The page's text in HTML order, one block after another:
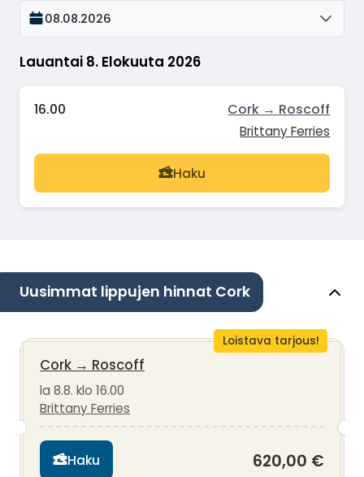
Lauantai 8. Elokuuta 2026
08.08.2026
16.00 Cork → Roscoff
Brittany Ferries
Haku
Uusimmat lippujen hinnat Cork
Loistava tarjous!
Cork → Roscoff
la 8.8. klo 16.00
Brittany Ferries
Haku 620,00 €